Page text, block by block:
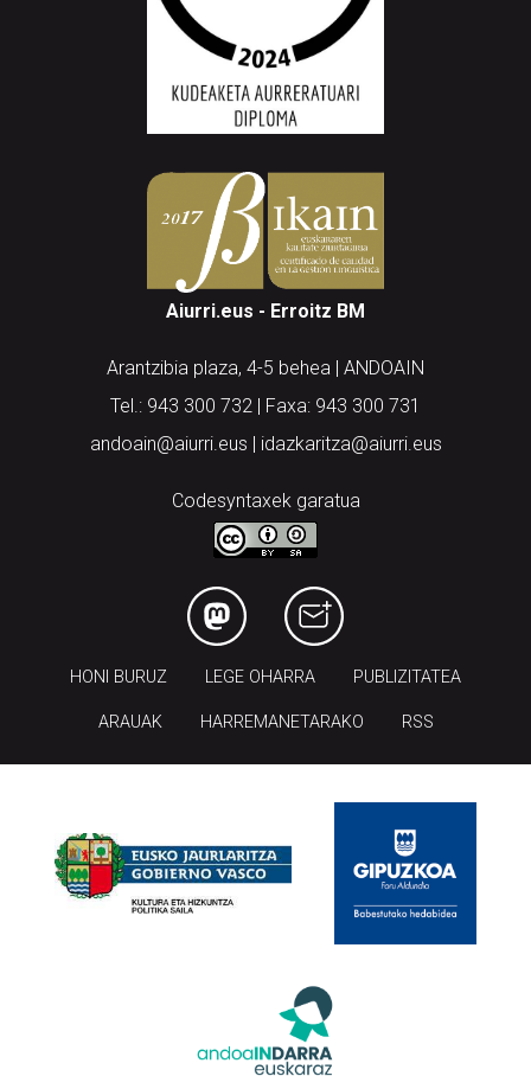
Aiurri.eus - Erroitz BM
Arantzibia plaza, 4-5 behea | ANDOAIN
Tel.: 943 300 732 | Faxa: 943 300 731
andoain@aiurri.eus | idazkaritza@aiurri.eus
Codesyntaxek garatua
HONI BURUZ LEGE OHARRA PUBLIZITATEA
ARAUAK HARREMANETARAKO RSS